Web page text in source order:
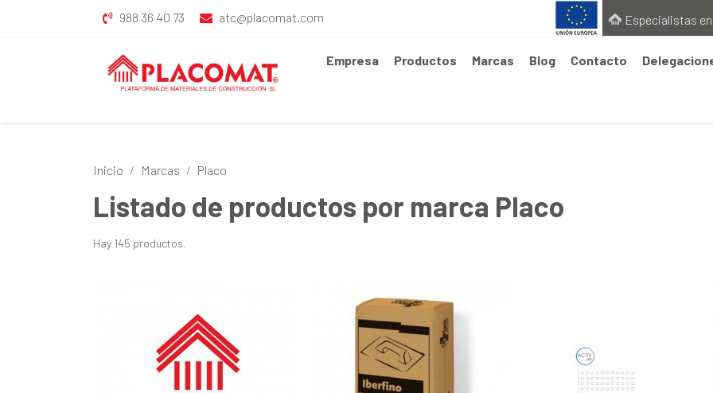
988 36 40 73 atc@placomat.com Especialistas en
Empresa Productos Marcas Blog Contacto
Inicio Marcas Placo
Listado de productos por marca Placo
Hay 145 productos.